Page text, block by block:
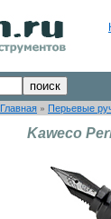
Главная » Перьевые
Kaweco